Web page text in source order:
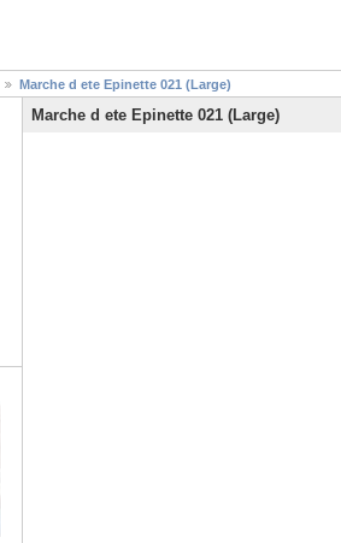
Marche d ete Epinette 021 (Large)
Marche d ete Epinette 021 (Large)